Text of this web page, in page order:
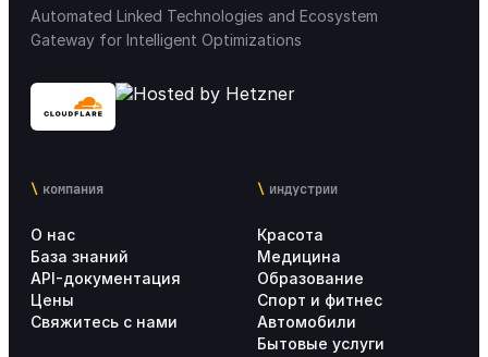
Лояльность & Maркетинг
Маркетплейс интеграции
Аналитика
Внедрение Altegio
Automated Linked Technologies and Ecosystem
Gateway for Intelligent Optimizations
компания
О нас
База знаний
API-документация
Цены
Свяжитесь с нами
индустрии
Красота
Медицина
Образование
Спорт и фитнес
Автомобили
Бытовые услуги